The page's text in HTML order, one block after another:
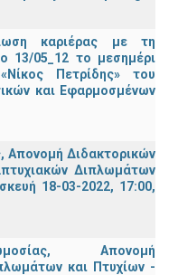
καριέρας με τη
13/05_12 το μεσημέρι
Πετρίδης» του
και Εφαρμοσμένων
Απονομή Διδακτορικών
Διπλωμάτων
18-03-2022, 17:00,
Απονομή
και Πτυχίων -